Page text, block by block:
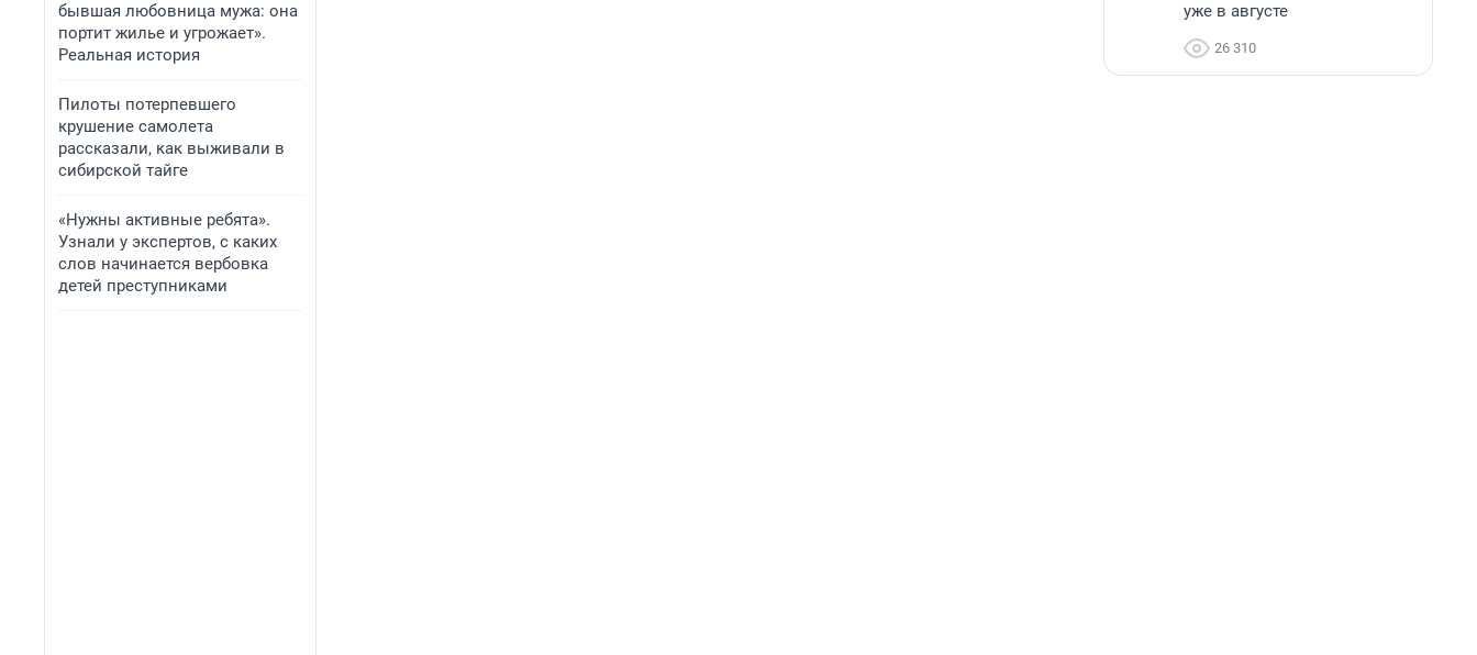
бывшая любовница мужа: она
портит жилье и угрожает».
Реальная история
Пилоты потерпевшего
крушение самолета
рассказали, как выживали в
сибирской тайге
«Нужны активные ребята».
Узнали у экспертов, с каких
слов начинается вербовка
детей преступниками
уже в августе
26 310